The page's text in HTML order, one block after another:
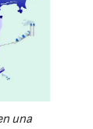
una